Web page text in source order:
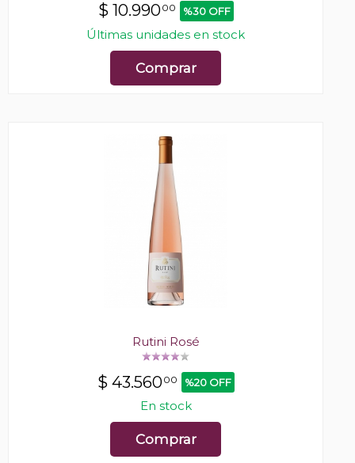
$ 10.99000 %30 OFF
Últimas unidades en stock
Comprar
Rutini Rosé
$ 43.56000 %20 OFF
En stock
Comprar